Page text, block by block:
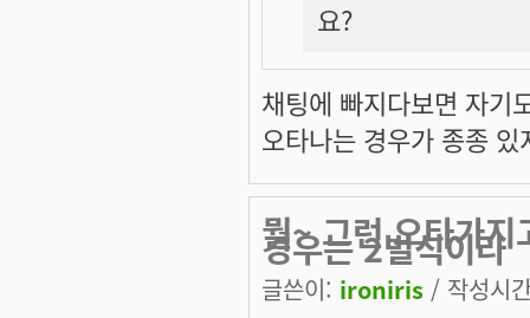
요?
채팅에 빠지다보면 자기
오타나는 경우가 종종 있
뭘~ 그런 오타가
경우는 2벌식이라
글쓴이: ironiris / 작성시